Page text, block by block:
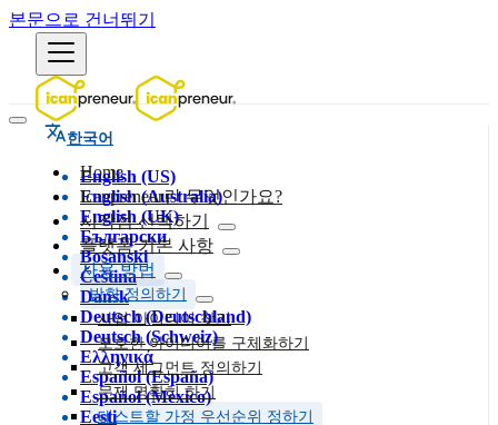
본문으로 건너뛰기
한국어
English (US)
English (Australia)
English (UK)
Български
Bosanski
Čeština
Dansk
Deutsch (Deutschland)
Deutsch (Schweiz)
Ελληνικά
Español (España)
Español (México)
Eesti
Home
Icanpreneur란 무엇인가요?
시작점 선택하기
플랫폼 기본 사항
사용 방법
방향 정의하기
사업 아이디어 찾기
모호한 아이디어를 구체화하기
고객 세그먼트 정의하기
문제 명확히 하기
테스트할 가정 우선순위 정하기